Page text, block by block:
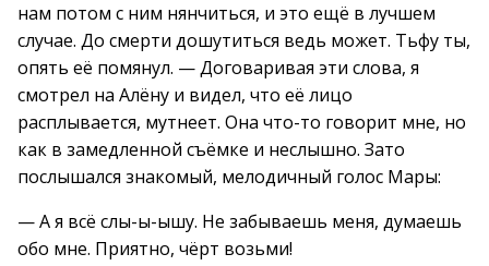
нам потом с ним нянчиться, и это ещё в лучшем
случае. До смерти дошутиться ведь может. Тьфу ты,
опять её помянул. — Договаривая эти слова, я
смотрел на Алёну и видел, что её лицо
расплывается, мутнеет. Она что-то говорит мне, но
как в замедленной съёмке и неслышно. Зато
послышался знакомый, мелодичный голос Мары:
— А я всё слы-ы-ышу. Не забываешь меня, думаешь
обо мне. Приятно, чёрт возьми!